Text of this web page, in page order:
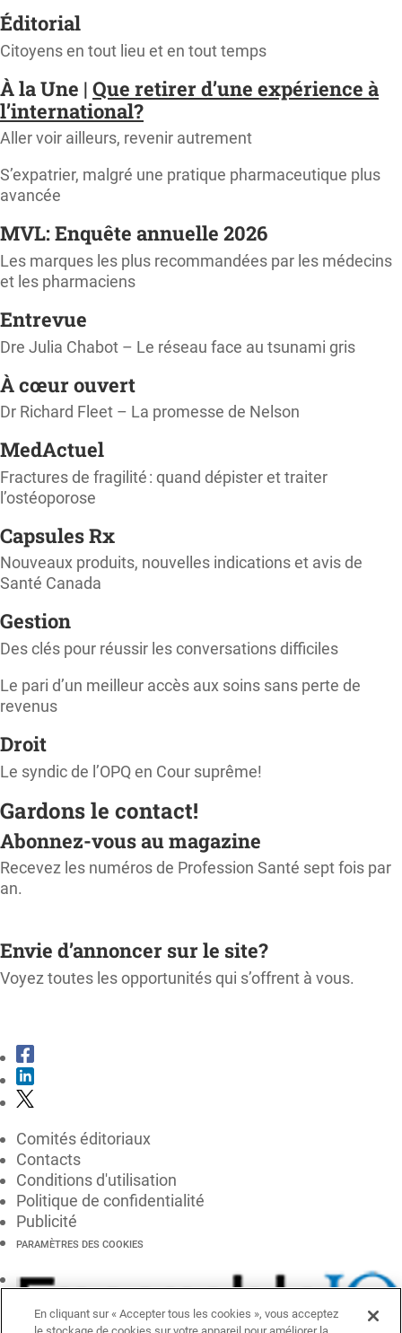
Éditorial
Citoyens en tout lieu et en tout temps
À la Une | Que retirer d’une expérience à
l’international?
Aller voir ailleurs, revenir autrement
S’expatrier, malgré une pratique pharmaceutique plus
avancée
MVL: Enquête annuelle 2026
Les marques les plus recommandées par les médecins
et les pharmaciens
Entrevue
Dre Julia Chabot – Le réseau face au tsunami gris
À cœur ouvert
Dr Richard Fleet – La promesse de Nelson
MedActuel
Fractures de fragilité : quand dépister et traiter
l’ostéoporose
Capsules Rx
Nouveaux produits, nouvelles indications et avis de
Santé Canada
Gestion
Des clés pour réussir les conversations difficiles
Le pari d’un meilleur accès aux soins sans perte de
revenus
Droit
Le syndic de l’OPQ en Cour suprême!
Gardons le contact!
Abonnez-vous au magazine
Recevez les numéros de Profession Santé sept fois par
an.
Envie d’annoncer sur le site?
Voyez toutes les opportunités qui s’offrent à vous.
Comités éditoriaux
Contacts
Conditions d'utilisation
Politique de confidentialité
Publicité
PARAMÈTRES DES COOKIES
En cliquant sur « Accepter tous les cookies », vous acceptez